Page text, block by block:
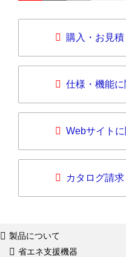
購入・お見
仕様・機能
Webサイト
カタログ請求
製品について
省エネ支援機器